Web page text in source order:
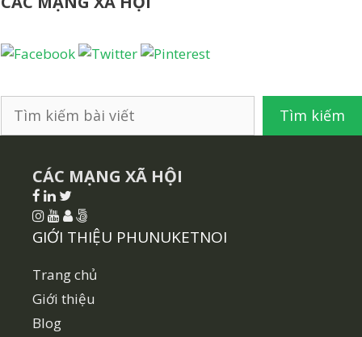
Tìm
kiếm
Tìm kiếm
CÁC MẠNG XÃ HỘI
GIỚI THIỆU PHUNUKETNOI
Trang chủ
Giới thiệu
Blog